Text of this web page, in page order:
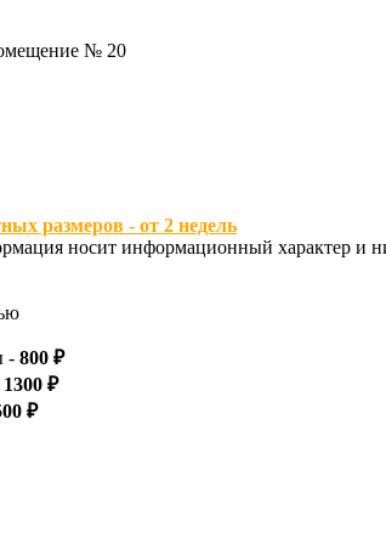
№ 20
размеров - от 2 недель
носит информационный характер и
- 800 ₽
1300 ₽
₽